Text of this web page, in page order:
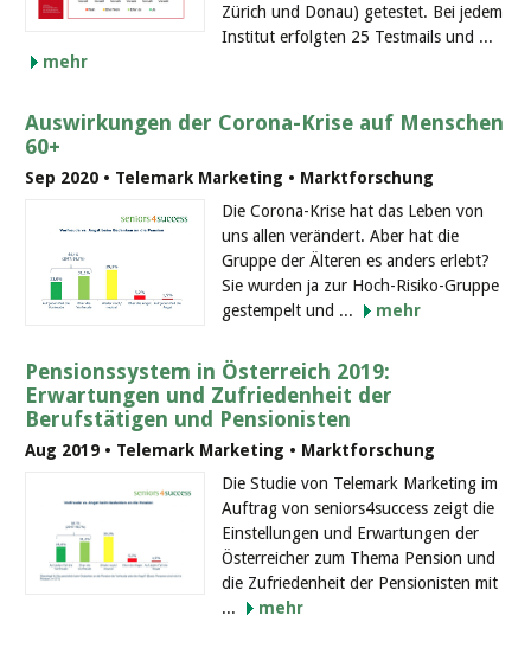
Zürich und Donau) getestet. Bei jedem
Institut erfolgten 25 Testmails und ...
mehr
Auswirkungen der Corona-Krise auf Menschen
60+
Sep 2020 • Telemark Marketing • Marktforschung
Die Corona-Krise hat das Leben von
uns allen verändert. Aber hat die
Gruppe der Älteren es anders erlebt?
Sie wurden ja zur Hoch-Risiko-Gruppe
gestempelt und ...
mehr
Pensionssystem in Österreich 2019:
Erwartungen und Zufriedenheit der
Berufstätigen und Pensionisten
Aug 2019 • Telemark Marketing • Marktforschung
Die Studie von Telemark Marketing im
Auftrag von seniors4success zeigt die
Einstellungen und Erwartungen der
Österreicher zum Thema Pension und
die Zufriedenheit der Pensionisten mit
...
mehr